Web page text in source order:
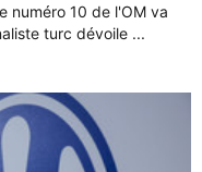
numéro 10 de l'OM va
turc dévoile ...